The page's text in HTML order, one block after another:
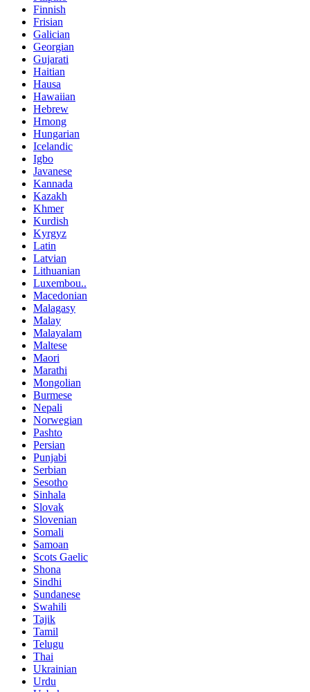
Finnish
Frisian
Galician
Georgian
Gujarati
Haitian
Hausa
Hawaiian
Hebrew
Hmong
Hungarian
Icelandic
Igbo
Javanese
Kannada
Kazakh
Khmer
Kurdish
Kyrgyz
Latin
Latvian
Lithuanian
Luxembou..
Macedonian
Malagasy
Malay
Malayalam
Maltese
Maori
Marathi
Mongolian
Burmese
Nepali
Norwegian
Pashto
Persian
Punjabi
Serbian
Sesotho
Sinhala
Slovak
Slovenian
Somali
Samoan
Scots Gaelic
Shona
Sindhi
Sundanese
Swahili
Tajik
Tamil
Telugu
Thai
Ukrainian
Urdu